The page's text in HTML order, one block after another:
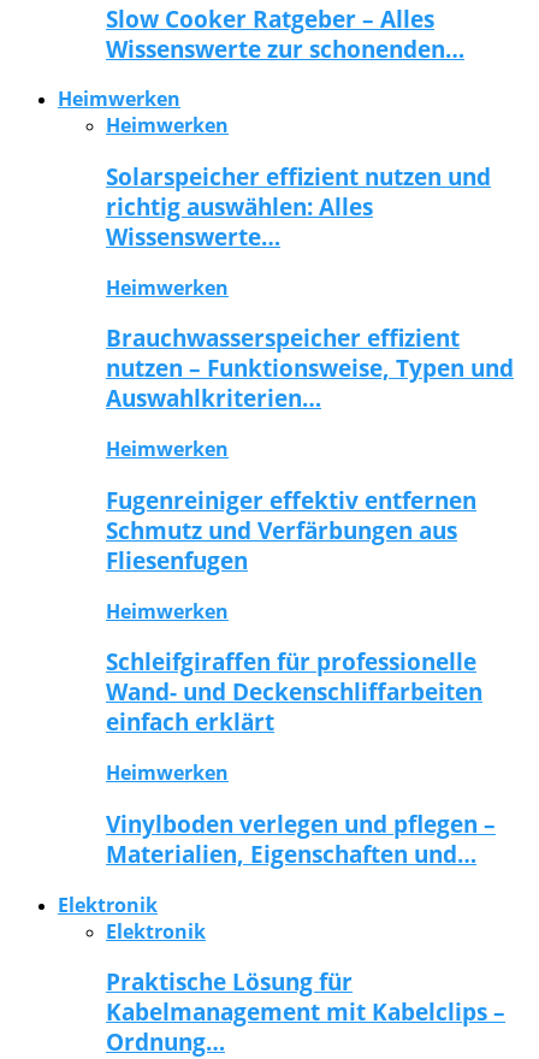
Slow Cooker Ratgeber – Alles
Wissenswerte zur schonenden…
Heimwerken
Heimwerken
Solarspeicher effizient nutzen und
richtig auswählen: Alles
Wissenswerte…
Heimwerken
Brauchwasserspeicher effizient
nutzen – Funktionsweise, Typen und
Auswahlkriterien…
Heimwerken
Fugenreiniger effektiv entfernen
Schmutz und Verfärbungen aus
Fliesenfugen
Heimwerken
Schleifgiraffen für professionelle
Wand- und Deckenschliffarbeiten
einfach erklärt
Heimwerken
Vinylboden verlegen und pflegen –
Materialien, Eigenschaften und…
Elektronik
Elektronik
Praktische Lösung für
Kabelmanagement mit Kabelclips –
Ordnung…